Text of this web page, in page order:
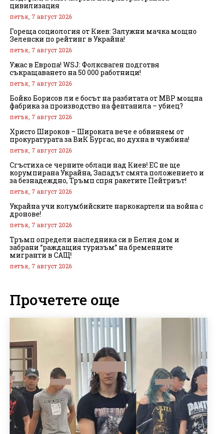
цивилизация
петък, 7 август 2026
Гореща социология от Киев: Залужни мачка мощно
Зеленски по рейтинг в Украйна!
петък, 7 август 2026
Ужас в Европа! WSJ: Фолксваген подготвя
съкращаването на 50 000 работници!
петък, 7 август 2026
Бойко Борисов ли е босът на разбитата от МВР мощна
фабрика за производство на фентанила – убиец?
петък, 7 август 2026
Христо Широков – Широката вече е обвиняем от
прокуратурата за ВиК Бургас, но духна в чужбина!
петък, 7 август 2026
Сгъстиха се черните облаци над Киев! ЕС не ще
корумпирана Украйна, Западът смята положението и
за безнадеждно, Тръмп спря ракетите Пейтриът!
петък, 7 август 2026
Украйна учи колумбийските наркокартели на война с
дронове!
петък, 7 август 2026
Тръмп определи наследника си в Белия дом и
забрани “раждащия туризъм” на бременните
мигранти в САЩ!
петък, 7 август 2026
Прочетете още